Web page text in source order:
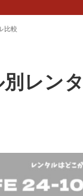
比較
レン